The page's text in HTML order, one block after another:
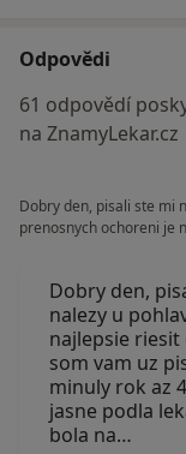
Odpovědi
61 odpovědí
na ZnamyLekar.cz
Dobry den, pisali ste mi
prenosnych ochoreni je
Dobry den,
nalezy u
najlepsie
som vam uz
minuly rok az
jasne podla
bola na…